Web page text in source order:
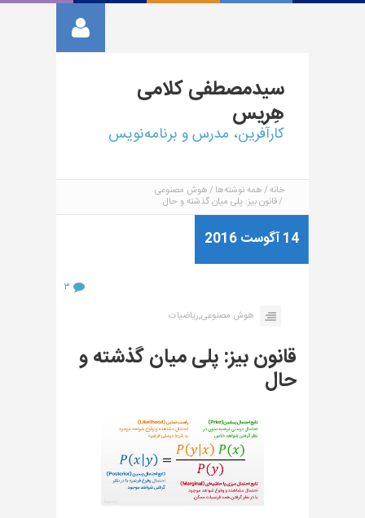
سیدمصطفیکلامی
هِریس
کارآفرین، مدرس و برنامه‌نویس
خانه همه نوشته‌ها هوش مصنوعی
قانون بیز: پلی میان گذشته و حال
14 آگوست 2016
۳
هوش مصنوعی,ریاضیات
قانون بیز: پلی میان گذشته و
حال